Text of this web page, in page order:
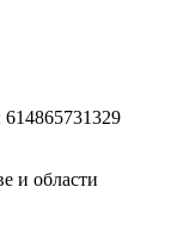
и области